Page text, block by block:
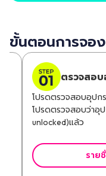
ขั้นตอนการจอง
ตรวจสอบ
โปรดตรวจสอบอุปก
โปรดตรวจสอบว่าอุ
unlocked)แล้ว
ราย